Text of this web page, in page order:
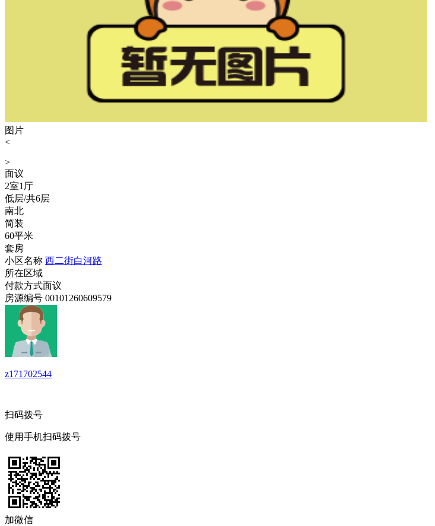
图片
<
>
面议
2室1厅
低层/共6层
南北
简装
60平米
套房
小区名称 西二街白河路
所在区域
付款方式面议
房源编号 00101260609579
z171702544
扫码拨号
使用手机扫码拨号
加微信